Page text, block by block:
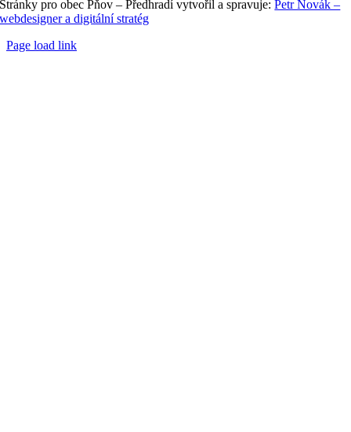
Stránky pro obec Pňov – Předhradí vytvořil a spravuje:Petr Novák –
webdesigner a digitální stratég
Page load link